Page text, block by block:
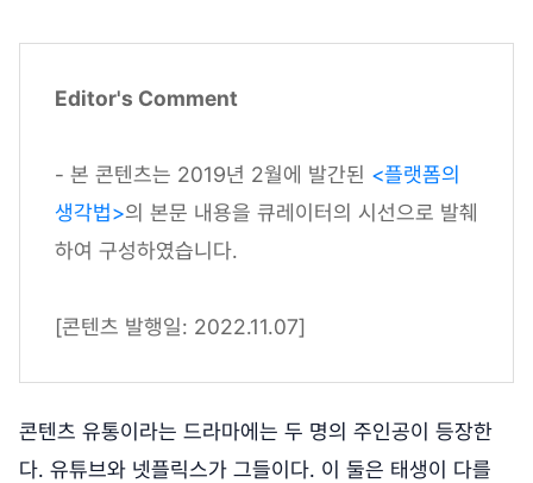
Editor's Comment
- 본 콘텐츠는 2019년 2월에 발간된 <플랫폼의
생각법>의 본문 내용을 큐레이터의 시선으로 발췌
하여 구성하였습니다.
[콘텐츠 발행일: 2022.11.07]
콘텐츠 유통이라는 드라마에는 두 명의 주인공이 등장한
다. 유튜브와 넷플릭스가 그들이다. 이 둘은 태생이 다를